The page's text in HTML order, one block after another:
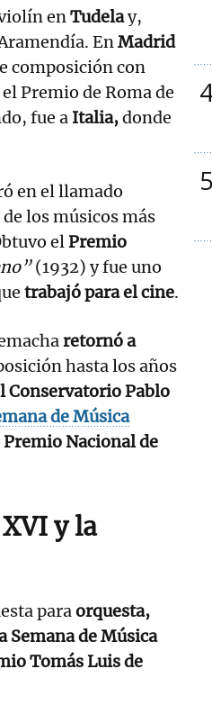
enTudelay,
EnMadrid
composición con
Premio de Roma de
fue a Italia,donde
en el llamado
los músicos más
elPremio
(1932) y fue uno
trabajó para el cine.
retornó a
hasta los años
Conservatorio Pablo
de Música
Premio Nacional de
y la
paraorquesta,
Semana de Música
Tomás Luis de
5